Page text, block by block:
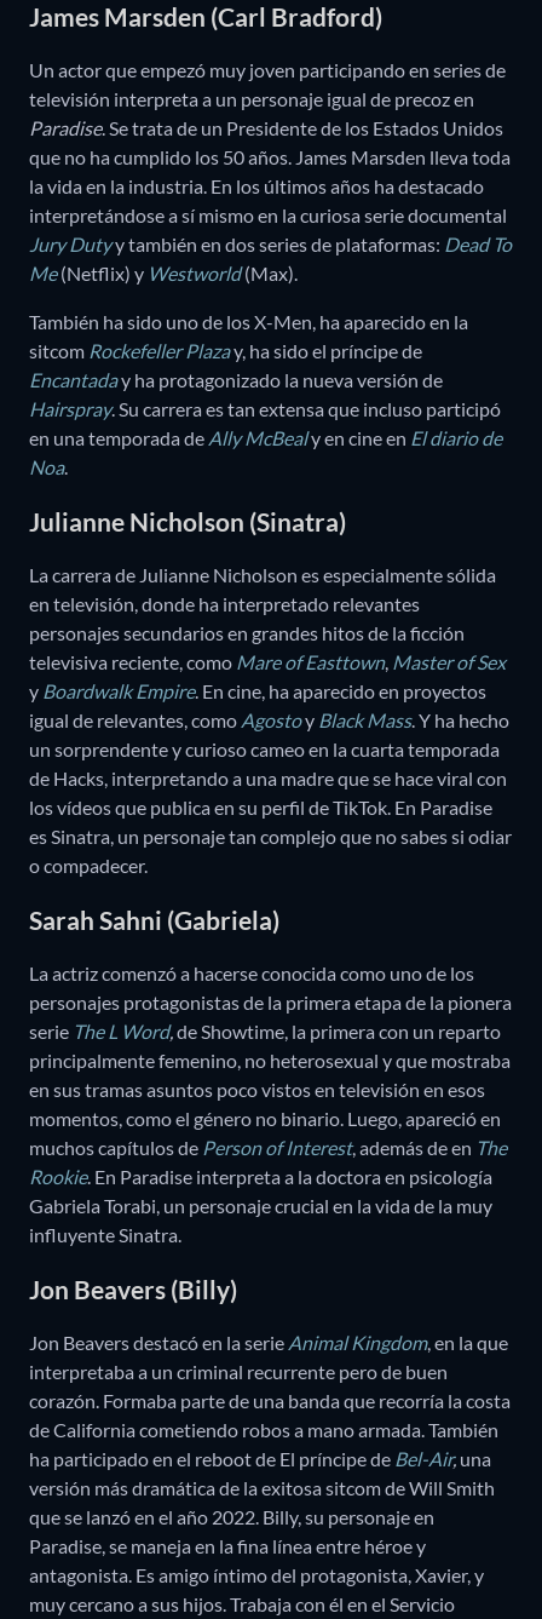
James Marsden (Carl Bradford)
Un actor que empezó muy joven participando en series de
televisión interpreta a un personaje igual de precoz en
Paradise. Se trata de un Presidente de los Estados Unidos
que no ha cumplido los 50 años. James Marsden lleva toda
la vida en la industria. En los últimos años ha destacado
interpretándose a sí mismo en la curiosa serie documental
Jury Dutyy también en dos series de plataformas: Dead To
Me (Netflix) y Westworld(Max).
También ha sido uno de los X-Men, ha aparecido en la
sitcom Rockefeller Plazay, ha sido el príncipe de
Encantaday ha protagonizado la nueva versión de
Hairspray. Su carrera es tan extensa que incluso participó
en una temporada de Ally McBealy en cine en El diario de
Noa.
Julianne Nicholson (Sinatra)
La carrera de Julianne Nicholson es especialmente sólida
en televisión, donde ha interpretado relevantes
personajes secundarios en grandes hitos de la ficción
televisiva reciente, como Mare of Easttown, Master of Sex
y Boardwalk Empire. En cine, ha aparecido en proyectos
igual de relevantes, como Agostoy Black Mass. Y ha hecho
un sorprendente y curioso cameo en la cuarta temporada
de Hacks, interpretando a una madre que se hace viral con
los vídeos que publica en su perfil de TikTok. En Paradise
es Sinatra, un personaje tan complejo que no sabes si odiar
o compadecer.
Sarah Sahni (Gabriela)
La actriz comenzó a hacerse conocida como uno de los
personajes protagonistas de la primera etapa de la pionera
serie The L Word,de Showtime, la primera con un reparto
principalmente femenino, no heterosexual y que mostraba
en sus tramas asuntos poco vistos en televisión en esos
momentos, como el género no binario. Luego, apareció en
muchos capítulos de Person of Interest, además de en The
Rookie. En Paradise interpreta a la doctora en psicología
Gabriela Torabi, un personaje crucial en la vida de la muy
influyente Sinatra.
Jon Beavers (Billy)
Jon Beavers destacó en la serie Animal Kingdom, en la que
interpretaba a un criminal recurrente pero de buen
corazón. Formaba parte de una banda que recorría la costa
de California cometiendo robos a mano armada. También
ha participado en el reboot de El príncipe de Bel-Air, una
versión más dramática de la exitosa sitcom de Will Smith
que se lanzó en el año 2022. Billy, su personaje en
Paradise, se maneja en la fina línea entre héroe y
antagonista. Es amigo íntimo del protagonista, Xavier, y
muy cercano a sus hijos. Trabaja con él en el Servicio